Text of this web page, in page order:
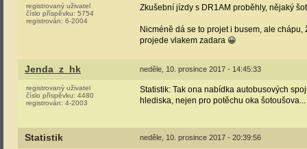
registrovaný uživatel
číslo příspěvku: 5754
registrován: 6-2004
Zkušební jízdy s DR1AM proběhly, nějaký
Nicméně dá se to projet i busem, ale
projede vlakem zadara 😀
Jenda_z_hk neděle, 10. prosince 2017 - 14:45:33
registrovaný uživatel
číslo příspěvku: 4480
registrován: 4-2003
Statistik: Tak ona nabídka autobusových
hlediska, nejen pro potěchu oka šotoušova...
Statistik neděle, 10. prosince 2017 - 20:39:56